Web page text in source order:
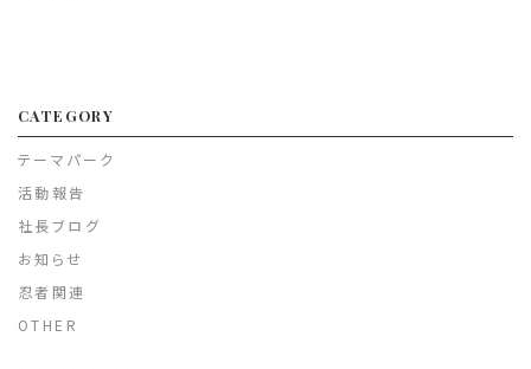
CATEGORY
テーマパーク
活動報告
社長ブログ
お知らせ
忍者関連
OTHER